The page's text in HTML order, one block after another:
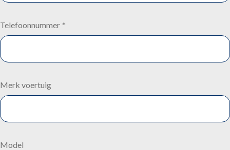
Telefoonnummer *
Merk voertuig
Model